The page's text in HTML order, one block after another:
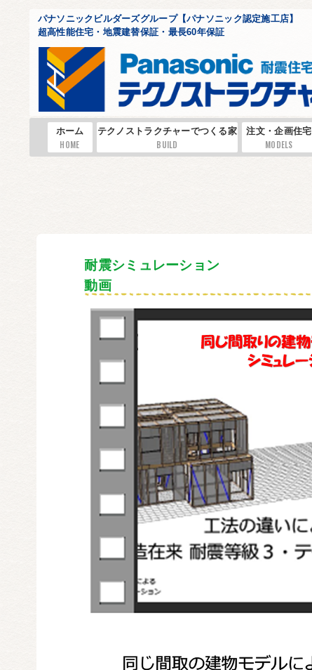
パナソニックビルダーズグループ【パナソニック認定施工店】
超高性能住宅・地震建替保証・最長60年保証
ホーム
HOME
テクノストラクチャーでつくる家
BUILD
注文・企画住宅
MODELS
耐震シミュレーション
動画